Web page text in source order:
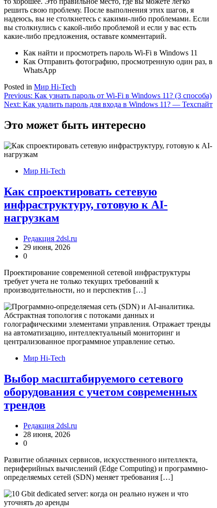
решить свою проблему. После выполнения этих шагов, я
надеюсь, вы не столкнетесь с какими-либо проблемами. Если
вы столкнулись с какой-либо проблемой и если у вас есть
какие-либо предложения, оставьте комментарий.
Как найти и просмотреть пароль Wi-Fi в Windows 11
Как Отправить фотографию, просмотренную один раз, в
WhatsApp
Posted in Мир Hi-Tech
Навигация
по
записям
Previous: Как узнать пароль от Wi-Fi в Windows 11? (3 способа)
Next: Как удалить пароль для входа в Windows 11? — Техспайт
Это может быть интересно
Мир Hi-Tech
Как спроектировать сетевую
инфраструктуру, готовую к AI-
нагрузкам
Редакция 2dsl.ru
29 июня, 2026
0
Проектирование современной сетевой инфраструктуры
требует учета не только текущих требований к
производительности, но и перспектив […]
Мир Hi-Tech
Выбор масштабируемого сетевого
оборудования с учетом современных
трендов
Редакция 2dsl.ru
28 июня, 2026
0
Развитие облачных сервисов, искусственного интеллекта,
периферийных вычислений (Edge Computing) и программно-
определяемых сетей (SDN) меняет требования […]